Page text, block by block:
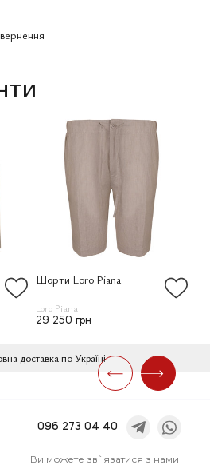
Шорти Loro Piana
Loro Piana
29 250 грн
доставка по Україні
096 273 04 40
Ви можете зв`язатися з нами